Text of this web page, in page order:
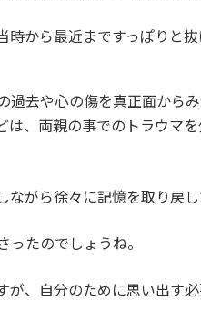
から最近まですっぽりと抜
去や心の傷を真正面から
は、両親の事でのトラウマ
がら徐々に記憶を取り戻し
たのでしょうね。
、自分のために思い出す必